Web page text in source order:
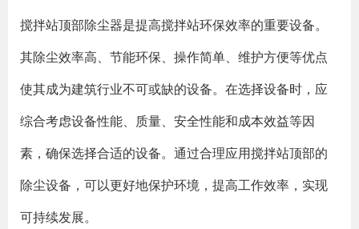
搅拌站顶部除尘器是提高搅拌站环保效率的重要设备。
其除尘效率高、节能环保、操作简单、维护方便等优点
使其成为建筑行业不可或缺的设备。在选择设备时，应
综合考虑设备性能、质量、安全性能和成本效益等因
素，确保选择合适的设备。通过合理应用搅拌站顶部的
除尘设备，可以更好地保护环境，提高工作效率，实现
可持续发展。